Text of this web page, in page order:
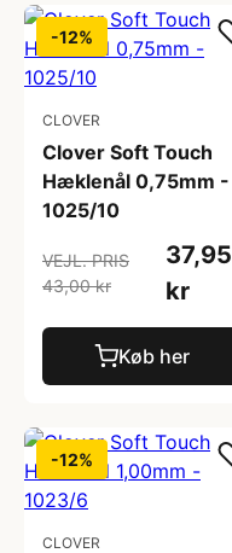
-12%
CLOVER
Clover Soft Touch
Hæklenål 0,75mm -
1025/10
VEJL. PRIS
43,00 kr
37,95
kr
Køb her
-12%
CLOVER